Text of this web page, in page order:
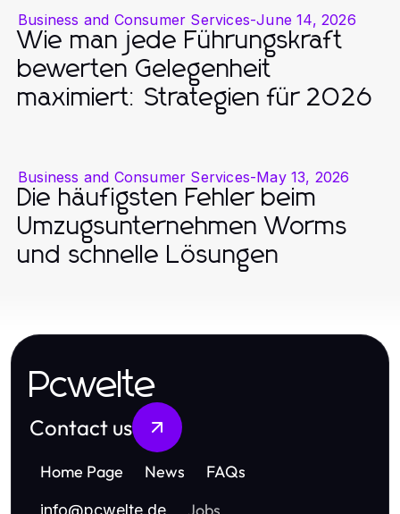
Business and Consumer Services-June 14, 2026
Wie man jede Führungskraft
bewerten Gelegenheit
maximiert: Strategien für 2026
Business and Consumer Services-May 13, 2026
Die häufigsten Fehler beim
Umzugsunternehmen Worms
und schnelle Lösungen
Pcwelte
Contact us
Home Page News FAQs
info@pcwelte.de